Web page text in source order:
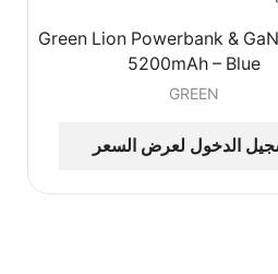
Green Lion Powerbank &
5200mAh – Blue
GREEN
الدخول لعرض السعر